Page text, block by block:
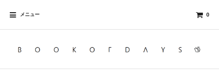
メニュー 0